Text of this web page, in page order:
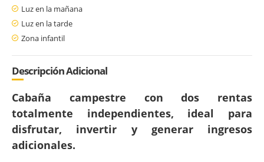
Luz en la mañana
Luz en la tarde
Zona infantil
Descripción Adicional
Cabaña campestre con dos rentas
totalmente independientes, ideal para
disfrutar, invertir y generar ingresos
adicionales.